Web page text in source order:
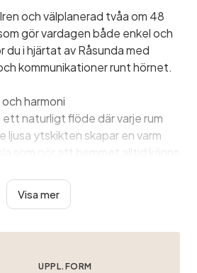
och välplanerad tvåa om 48
gör vardagen både enkel och
du i hjärtat av Råsunda med
kommunikationer runt hörnet.
harmoni
naturligt flöde där varje rum
ljusa ytskikten skapar en varm
som gör att hemmet alltid känns
ett antal år sedan och går i en
arbetsytor. Perfekt ...
Visa mer
UPPL.FORM